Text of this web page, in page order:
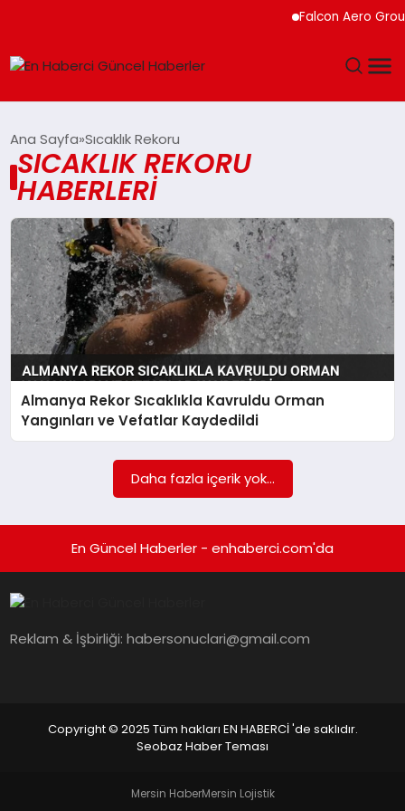
Falcon Aero
SPOR
SAĞLIK
TEKNOLOJI
MAGAZIN
DÜNYA
EKONOMI
Ana Sayfa Sıcaklık Rekoru
SICAKLIK REKORU
HABERLERI
Almanya Rekor Sıcaklıkla Kavruldu Orman
Yangınları ve Vefatlar Kaydedildi
Daha fazla içerik yok...
En Güncel Haberler - enhaberci.com'da
Reklam & İşbirliği:habersonuclari@gmail.com
Copyright © 2025 Tüm hakları EN HABERCİ 'de saklıdır.
Seobaz Haber Teması
Mersin HaberMersin Lojistik